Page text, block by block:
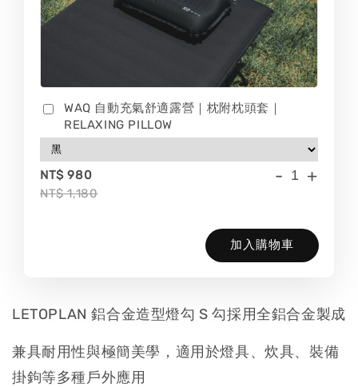
WAQ 自動充氣舒適露營｜枕附枕頭套｜
RELAXING PILLOW
NT$ 980
NT$ 1,180
- +
加入購物車
LETOPLAN 鋁合金造型燈勾 S 勾採用全鋁合金製成
兼具耐用性與極簡美學，適用於燈具、炊具、裝備
掛鉤等多種戶外應用